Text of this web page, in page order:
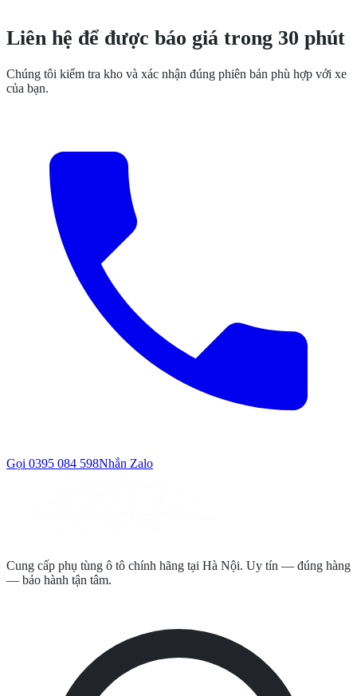
Liên hệ để được báo giá trong 30 phút
Chúng tôi kiểm tra kho và xác nhận đúng phiên bản phù hợp với xe
của bạn.
Gọi 0395 084 598Nhắn Zalo
Cung cấp phụ tùng ô tô chính hãng tại Hà Nội. Uy tín — đúng hàng
— bảo hành tận tâm.